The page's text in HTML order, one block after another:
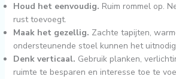
Houd het eenvoudig. Ruim rommel op.
rust toevoegt.
Maak het gezellig. Zachte tapijten,
ondersteunende stoel kunnen het
Denk verticaal. Gebruik planken,
ruimte te besparen en interesse toe te